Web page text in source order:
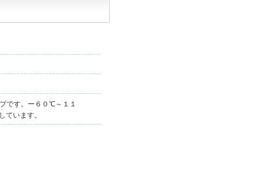
です。ー６０℃～１１
ています。